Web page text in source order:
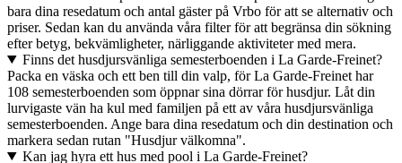
bara dina resedatum och antal gäster på Vrbo för att se alternativ och
priser. Sedan kan du använda våra filter för att begränsa din sökning
efter betyg, bekvämligheter, närliggande aktiviteter med mera.
Finns det husdjursvänliga semesterboenden i La Garde-Freinet?
Packa en väska och ett ben till din valp, för La Garde-Freinet har
108 semesterboenden som öppnar sina dörrar för husdjur. Låt din
lurvigaste vän ha kul med familjen på ett av våra husdjursvänliga
semesterboenden. Ange bara dina resedatum och din destination och
markera sedan rutan "Husdjur välkomna".
Kan jag hyra ett hus med pool i La Garde-Freinet?